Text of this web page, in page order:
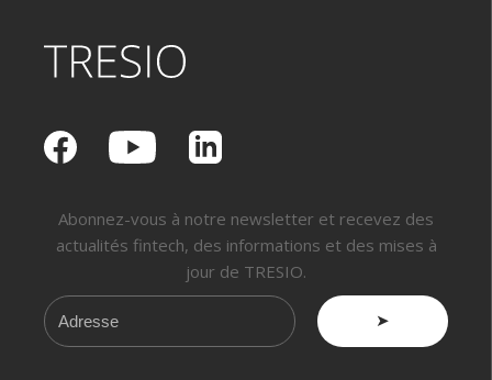
Abonnez-vous à notre newsletter et recevez des
actualités fintech, des informations et des mises à
jour de TRESIO.
➤